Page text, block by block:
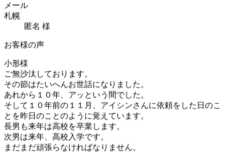
メール
札幌
匿名 様
お客様の声
小形様
ご無沙汰しております。
その節はたいへんお世話になりました。
あれから１０年、アッという間でした。
そして１０年前の１１月、アイシンさんに依頼をした日のこ
とを昨日のことのように覚えています。
長男も来年は高校を卒業します。
次男は来年、高校入学です。
まだまだ頑張らなければなりません。